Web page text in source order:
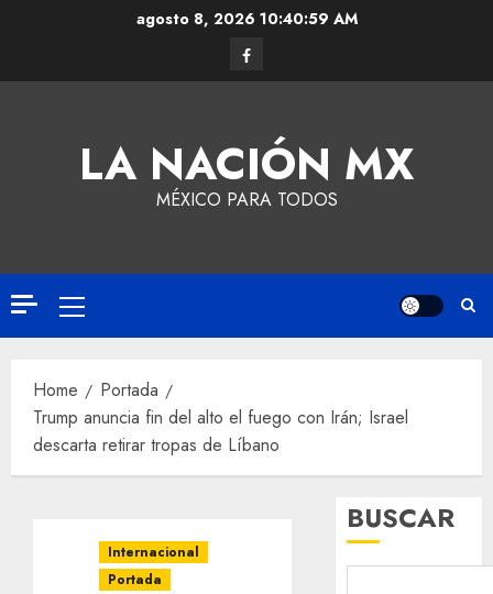
agosto 8, 2026 10:40:59 AM
LA NACIÓN MX
MÉXICO PARA TODOS
Home
Portada
Trump anuncia fin del alto el fuego con Irán; Israel
descarta retirar tropas de Líbano
Internacional
Portada
BUSCAR